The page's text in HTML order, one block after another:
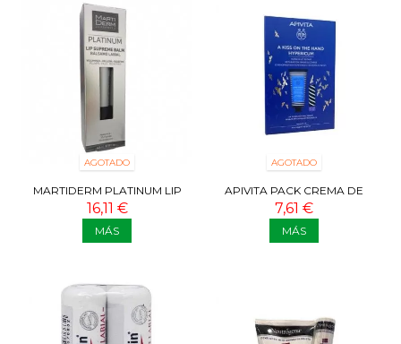
AGOTADO
MARTIDERM PLATINUM LIP
SUPREME BALM 4,5ML
16,11 €
MÁS
AGOTADO
APIVITA PACK CREMA DE
MANOS + LABIAL COCOA
7,61 €
MÁS